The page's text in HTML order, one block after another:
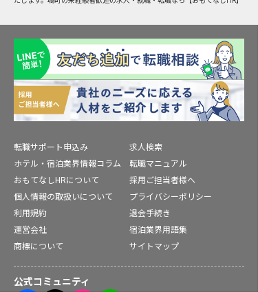
転職サポート申込み
求人検索
ホテル・宿泊業界情報コラム
転職マニュアル
おもてなしHRについて
採用ご担当者様へ
個人情報の取扱いについて
プライバシーポリシー
利用規約
退会手続き
運営会社
宿泊業界用語集
商標について
サイトマップ
公式コミュニティ